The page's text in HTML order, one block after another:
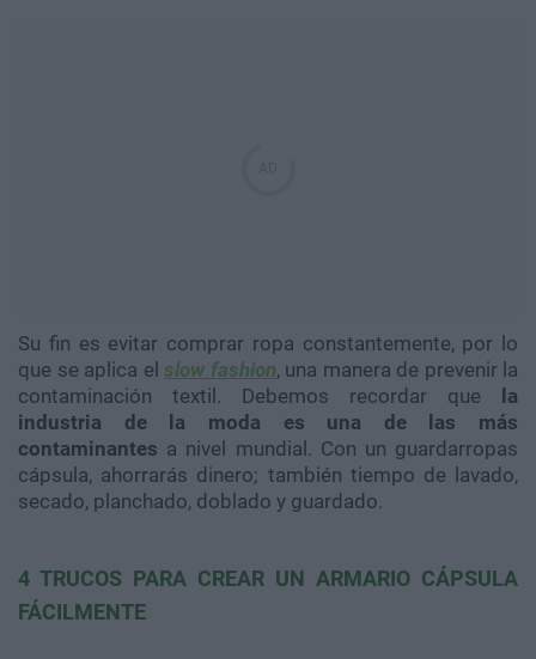
Su fin es evitar comprar ropa constantemente, por lo
que se aplica el slow fashion, una manera de prevenir la
contaminación textil. Debemos recordar que
la
industria de la moda es una de las más
contaminantes a nivel mundial. Con un guardarropas
cápsula, ahorrarás dinero; también tiempo de lavado,
secado, planchado, doblado y guardado.
4 TRUCOS PARA CREAR UN ARMARIO CÁPSULA
FÁCILMENTE